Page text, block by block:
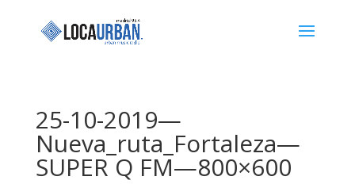
25-10-2019—
Nueva_ruta_Fortaleza—
SUPER Q FM—800×600